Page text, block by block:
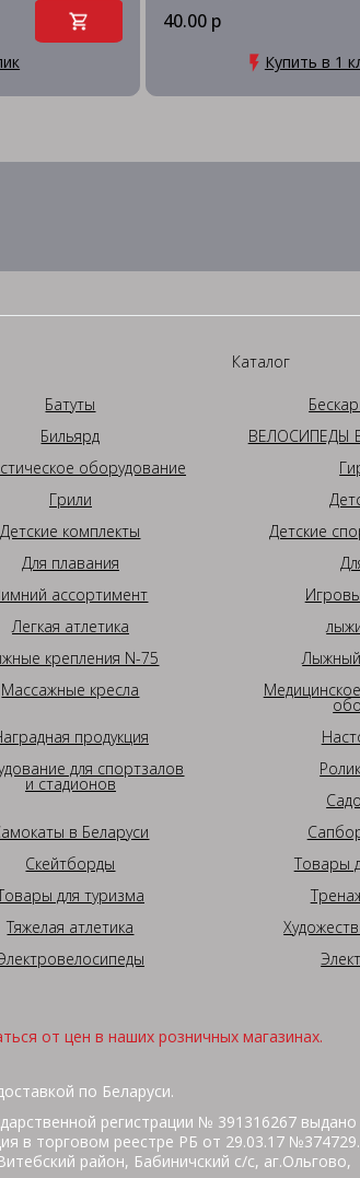
40.00 р
Купить в 1
Каталог
Батуты
Бильярд
ВЕЛОСИПЕДЫ
оборудование
Грили
Детские комплекты
Детские
Для плавания
ассортимент
Легкая атлетика
крепления N-75
Лыжный
Массажные кресла
продукция
для спортзалов
и стадионов
в Беларуси
Скейтборды
Товары
для туризма
Тяжелая атлетика
от цен в наших розничных магазинах.
по Беларуси.
регистрации № 391316267 выдано
в торговом реестре РБ от 29.03.17 №374729.
район, Бабиничский с/с, аг.Ольгово,